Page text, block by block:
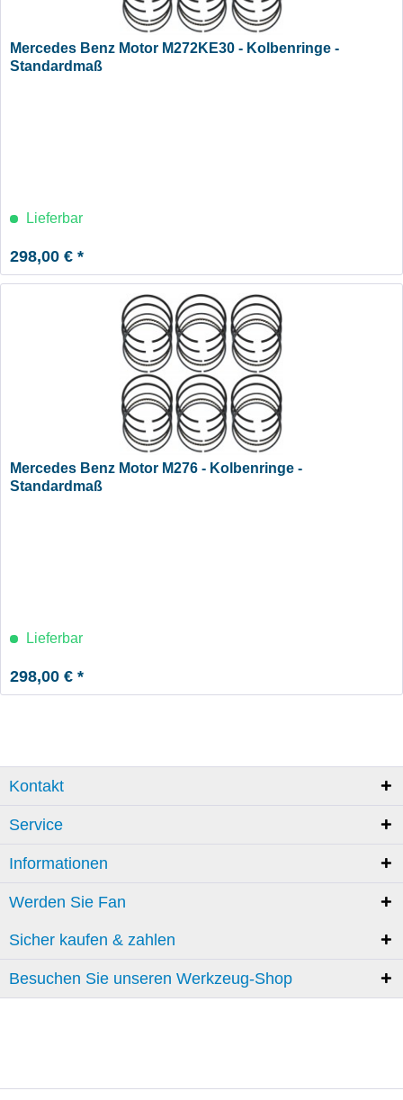
Mercedes Benz Motor M272KE30 - Kolbenringe -
Standardmaß
Lieferbar
298,00 € *
Mercedes Benz Motor M276 - Kolbenringe -
Standardmaß
Lieferbar
298,00 € *
Kontakt
Service
Informationen
Werden Sie Fan
Sicher kaufen & zahlen
Besuchen Sie unseren Werkzeug-Shop